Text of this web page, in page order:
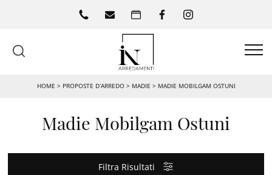
HOME > PROPOSTE D’ARREDO> MADIE > MADIE MOBILGAM OSTUNI
Madie Mobilgam Ostuni
Filtra Risultati